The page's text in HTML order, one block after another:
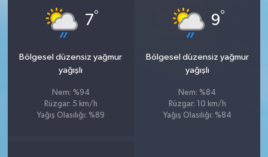
7°
Bölgesel düzensiz yağmur
yağışlı
Nem: %94
Rüzgar: 5 km/h
Yağış Olasılığı: %89
9°
Bölgesel düzensiz yağmur
yağışlı
Nem: %84
Rüzgar: 10 km/h
Yağış Olasılığı: %84